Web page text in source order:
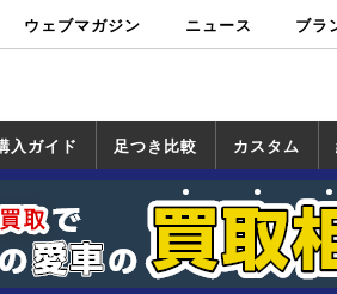
ウェブマガジン ニュース ブラ
入ガイド
覧
足つき比較 カスタム
カスタム
一覧
ホンダ
ヤマハ
スズキ
カワサキ道の駅
ツーリ
日本の
国道めぐ
林道ツ